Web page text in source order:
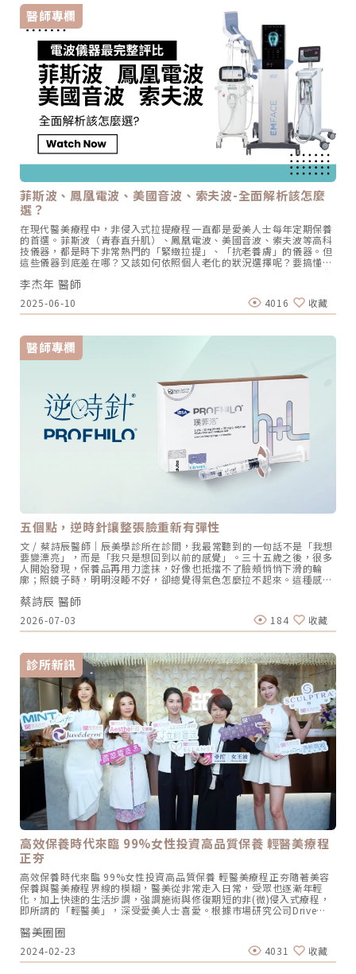
為主，遲發性發炎結節則需由醫師評估後採用病灶內藥物處理。自行用
力按壓或推擠可能加重組織反應並不建議，確認結節類型後再處理，才
是最有效率的做法。韓國打喬雅露安全嗎？海外療程藏風險出國施打喬
雅露最大的隱憂不在注射當下，而在於術後追蹤與併發症處理的斷點。
因為它是會隨時間作用的膠原增生劑，部分反應可能延後數週至數月才
出現，跨國施打一旦發生結節，返國後往往找不到原醫師接手，追蹤與
處置就此中斷。真正的難處在返國之後才浮現：接手的醫師不知道原本
打的是哪個品牌、哪種劑型、打了多少、打在哪一層，等於要在資訊不
完整的情況下處理併發症。近期社群上關於國人赴韓國流水線醫美診所
施打喬雅露、返國後出現嚴重結節的討論，凸顯的正是這個結構性斷
點。如何降低喬雅露結節與失敗風險？術前術後重點降低喬雅露結節與
失敗風險的關鍵在於術前評估、注射層次判斷與術後照護三個環節，其
中多數風險可由醫師端的操作標準控制。患者能主動掌握的，是慎選醫
師與診所、如實提供病史，以及確實配合術後照護與回診，其餘則仰賴
醫師的技術與流程。術前應評估是否有自體免疫疾病、活動性感染或孕
哺等禁忌，並確認產品來源是否為原廠正貨與劑型種類。術中：依劑型
分層注射、於高風險部位保守分配劑量，這一環完全取決於醫師的技術
與流程標準，患者無法直接掌控，因此慎選醫師格外重要，可在術前詢
問醫師的施打方式與經驗，作為判斷依據。術後依醫師指示照護、避免
過度按壓與高溫環境，有助於產品穩定分佈、降低結節風險。喬雅露與
薇貝拉是同一款產品嗎？喬雅露（Juvelook）與薇貝拉（Vivabella）
是成分相同的同一款產品，差別在台灣的代理商與商標不同。兩者都由
韓國 VAIM 原廠製造，配方同為聚雙旋乳酸（PDLLA）加非交聯玻尿酸
（HA），成分、劑型、作用原理與術後照護方式一致。膠原蛋白劑術後
照護重點更多喬雅露結節相關知識：https://tresure-
clinic.com/juvelook-nodules/粹究美學診所由專業醫師團隊於注射前
評估您的皮膚狀況、部位風險與適應症，依劑型與層次規劃分配，並於
術後提供追蹤與併發症處理機制。使用之喬雅露均為原廠正貨。相較於
詢，由專業醫師當面現場評估。
醫師專欄
菲斯波、鳳凰電波、美國音波、索夫波-全面解析該怎麼
選？
在現代醫美療程中，非侵入式拉提療程一直都是愛美人士每年定期保養
的首選。菲斯波（青春直升肌）、鳳凰電波、美國音波、索夫波等高科
技儀器，都是時下非常熱門的「緊緻拉提」、「抗老養膚」的儀器。但
這些儀器到底差在哪？又該如何依照個人老化的狀況選擇呢？要搞懂這
一點，我們得先認識 —多層次衰老。什麼是多層次衰老?老化不是只發
生在皮膚表面，而是由外而內、逐層進行。臉部結構總體可以分為五
層，每一層的退化都會讓臉部產生不同程度的鬆垮、凹陷、下垂。1.皮
膚 (Skin) –皮膚老化包含表皮、基底層及真皮層。表皮層變薄、水分流
失、膠原蛋白減少，是最早顯現的老化現象。會表現為細紋、毛孔粗
(Subcutaneous layer) –脂肪流失位移臉頰和法令紋外上方的脂肪都屬
於臉部的表淺脂肪。隨年齡增加，上半臉和側邊的淺層脂肪會流失、變
薄，再加上大量的膠原蛋白與膠原纖維流失，筋膜層就會鬆弛、體失去
彈性，導致中臉和下半臉的軟組織重新分佈。會表現為導致蘋果肌變
平、法令紋加深、嘴邊肉出現，臉型也變得不再緊實。3.皮下肌肉筋膜
系統 (Facial mm. and superficial musculoaponeurotic system,
SMAS) –肌肉流失筋膜(淺層)深度約為皮下4.5mm。肌肉(深層)深度 >
4.5mm，負責臉部表情動作。肌肉張力與彈性下降，會讓皮膚支撐力
減弱，導致下垂加劇，影響了整體輪廓的緊緻度和外觀，臉部線條不再
清晰。4.韌帶、間隔和深層脂肪 (Retaining ligament, spaces and
deep fat compartments) –韌帶筋膜鬆弛太陽穴、臉頰和眼周屬於深
層脂肪。深層結構提供額外的支撐，對臉部結構穩定性具有關鍵作用，
因此深層脂肪流失對老化有重大的影響。5.骨膜和深層筋膜
(Periosteum and deep fascia) –骨頭萎縮深層支撐結構，與骨骼相
有精神。（圖／杰膚美診所-李杰年醫師提供）因此近年來李醫師在諮
詢時都一直在宣導，真正有效的抗衰，需要一層一層的對症下藥，分層
定制不同的抗衰方法，多維度抗衰，由深層至淺層定向解決，才能達到
真正意義上的「看起來變年輕」。菲斯波、鳳凰電波、美國音波、索夫
波治療深度大不同回到文章的重點，時下這些抗衰熱門的儀器，雖然說
看起來一樣，但其實非常不一樣。不同儀器作用的層次不同，對應的老
化問題也不一樣。1.菲斯波：增加肌肉密度、促進膠原蛋白增生
EMFACEÂ 菲斯波的療程作用區域主要可以分成兩層：肌肉層：
EMFACEÂ 菲斯波擁有高強度的電場技術（HIFES），能夠讓能量深入臉
部肌肉層，刺激肌肉神經元，誘發、鍛鍊臉部向上肌群，讓肌肉產生收
縮，增加肌肉厚度與張力。真皮層至筋膜層：EMFACEÂ 菲斯波的
勻加熱，促進膠原蛋白增生，可以同時增加肌底支撐力與臉部澎潤度，
非常適合肌肉支撐力不足、臉型鬆垮者使用，效果自然、飽滿且不會僵
硬。延伸閱讀:2025青春直升肌-EMFACE菲斯波Â 原理/效果/價格/案例
2.美國音波：收緊筋膜、固定脂肪美國音波採取的是「點狀式」加熱
法，作用層次最主要在SMAS筋膜層，透過加熱產生膠原蛋白新生與筋
膜收縮，達到脂肪固定、輪廓緊實的效果。3.鳳凰電波、索膚波：促進
膠原蛋白增生，澎潤臉部肌膚鳳凰電波採取的是「容積式」加熱，索夫
波Sofwave則是「3D立體能量柱」加熱，作用的層次會在表皮層、真
皮層、皮下組織層，他們達到的功效偏比較偏向刺激膠原蛋白的生成，
緊緻拉提肌膚，使皮膚看起來更年輕和更健康。《點擊看完整文章介
紹》文章轉載自「杰膚美診所-李杰年醫師專欄」
李杰年 醫師
2025-06-10 4016 收藏
醫師專欄
五個點，逆時針讓整張臉重新有彈性
文 / 蔡詩辰醫師｜辰美學診所在診間，我最常聽到的一句話不是「我想
要變漂亮」，而是「我只是想回到以前的感覺」。三十五歲之後，很多
人開始發現，保養品再用力塗抹，好像也抵擋不了臉頰悄悄下滑的輪
廓；照鏡子時，明明沒睡不好，卻總覺得氣色怎麼拉不起來。這種感受
很真實，也很普遍。皮膚沒有一夕之間崩壞，只是它在告訴我們：支撐
它的東西膠原蛋白與彈力蛋白正在悄悄流失。今天想和大家認真聊一個
我在門診很常推薦的療程：Profhilo逆時針。它不是填充，而是「喚
醒」很多人第一次聽到 Profhilo逆時針，會把它歸類成「玻尿酸療
程」，這個說法沒有錯，但只說對了一半。傳統玻尿酸療程的邏輯是
修補概念。Profhilo逆時針 的邏輯完全不同，它來自義大利 IBSA 藥
廠，採用的是 NAHYCO® 專利熱融合技術，將高分子與低分子玻尿酸以
熱能方式穩定結合，形成一種叫做 HCC 的複合結構這個結構不含化學
交聯劑（BDDE），生物相容性極高，注射後過敏與發炎的風險比傳統
交聯玻尿酸低很多。最關鍵的是，Profhilo逆時針 注射後不會停在原
處，它有極佳的流動性與擴散性，能均勻擴散至真皮層與皮下組織，大
範圍活化纖維母細胞，刺激肌膚自主生成四型膠原蛋白與彈力蛋白。這
就是為什麼我喜歡用「喚醒」來形容它不是外來填充，而是啟動肌膚本
身的修復能力，讓它長回屬於自己的年輕狀態。彈力蛋白，才是被你遺
忘的主角如果說膠原蛋白是皮膚的「鋼筋骨架」，讓臉部立體飽滿；那
麼彈力蛋白就是「橡皮筋」，讓皮膚在表情變化後還能回彈原位。很多
人努力補充膠原蛋白，卻忽略了彈力蛋白的問題。偏偏，彈力蛋白在成
年後幾乎無法靠日常保養自行補充，一旦流失，皮膚就會開始出現「用
力擠才有紋路、鬆開後紋路還留著」的現象，這不是乾燥，是彈性真的
不夠了。Profhilo逆時針 對彈力蛋白的刺激效果，是它與其他同類型療
程最大的差異之一，也是許多接受療程後的患者跟我說「感覺臉變得有
彈性了」的原因所在。五個點，照顧整張臉很多人第一次聽到「只打五
個點」的時候會疑惑：這樣夠嗎？答案是：夠，而且是刻意設計出來
的。Profhilo逆時針 有一套叫做 BAP（Bio Aesthetic Points）生物美
置，目的有三： 精準避開重要血管與神經，大幅降低瘀青與注射風險
選在組織延展性良好的位置，讓玻尿酸能均勻向外擴散 覆蓋中下臉部鬆
弛最明顯的核心區域，達到整體改善效果每個注射點的擴散半徑可達 2
至 4 公分，五個點加起來，就能照顧到顴骨下方、臉頰、口周到下顎線
等整個中下臉的範圍。打少，卻做到了更廣的覆蓋與更低的風險，這就
是精準醫美的設計思維。療程感受與恢復期怎麼說在門診，我會把
Profhilo逆時針 描述為「很平靜的療程」。注射點位少、操作時間短
（通常單側五分鐘內完成），注射當下的不適感依個人耐受度有所不
蔡詩辰 醫師
2026-07-03 184 收藏
診所新訊
高效保養時代來臨 99%女性投資高品質保養 輕醫美療程
正夯
高效保養時代來臨 99%女性投資高品質保養 輕醫美療程正夯隨著美容
保養與醫美療程界線的模糊，醫美從非常走入日常，受眾也逐漸年輕
化，加上快速的生活步調，強調施術與修復期短的非(微)侵入式療程，
即所謂的「輕醫美」，深受愛美人士喜愛。根據市場研究公司Drive
Research的調查顯示，女性平均每日花在皮膚保養的時間為22.4分
鐘，意即一星期只花兩個半小時，因此如何把握有限時間達到全面性
(comprehensive)的效果是他們追求的目標，高達99%的受訪者皆表示
願意投資(不論多或少)高品質的肌膚保養產品或服務。聖宜醫美看準現
代人對高效保養的需求，於板橋開設新北市第一間分館：聖宜診所板橋
醫美圈圈
2024-02-23 4031 收藏